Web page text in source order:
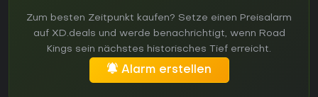
Zum besten Zeitpunkt kaufen? Setze einen Preisalarm
auf XD.deals und werde benachrichtigt, wenn Road
Kings sein nächstes historisches Tief erreicht.
Alarm erstellen